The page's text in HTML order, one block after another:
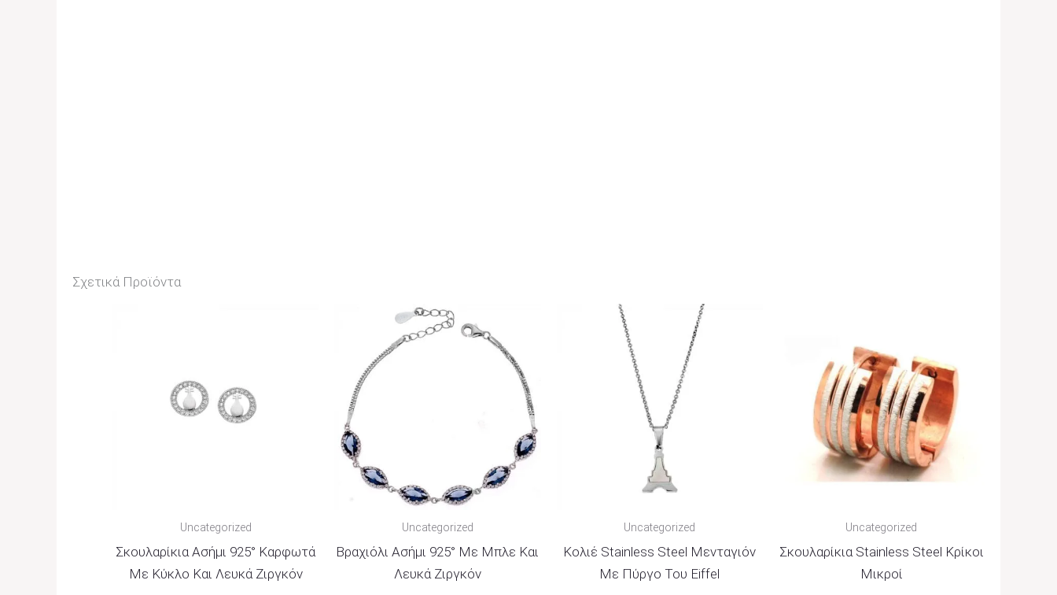
Σχετικά Προϊόντα
Uncategorized
Σκουλαρίκια Ασήμι 925° Καρφωτά
Με Κύκλο Και Λευκά Ζιργκόν
Uncategorized
Βραχιόλι Ασήμι 925° Με Μπλε Και
Λευκά Ζιργκόν
Uncategorized
Κολιέ Stainless Steel Μενταγιόν
Με Πύργο Του Eiffel
Uncategorized
Σκουλαρίκια Stainless Steel Κρίκοι
Μικροί